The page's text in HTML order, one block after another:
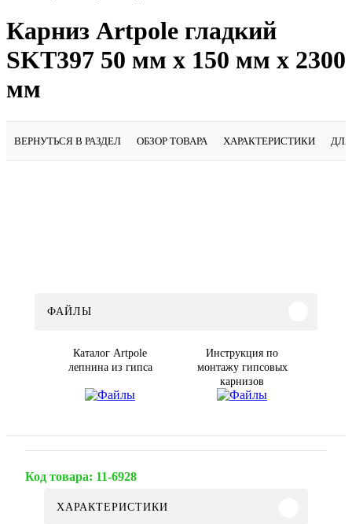
Карниз Artpole гладкий
SKT397 50 мм х 150 мм х 2300
мм
ВЕРНУТЬСЯ В РАЗДЕЛ ОБЗОР ТОВАРА ХАРАКТЕРИСТИКИ
ФАЙЛЫ
Каталог Artpole
лепнина из гипса
Инструкция по
монтажу гипсовых
карнизов
Код товара: 11-6928
ХАРАКТЕРИСТИКИ